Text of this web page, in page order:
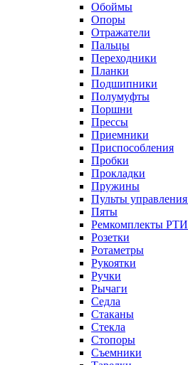
Обоймы
Опоры
Отражатели
Пальцы
Переходники
Планки
Подшипники
Полумуфты
Поршни
Прессы
Приемники
Приспособления
Пробки
Прокладки
Пружины
Пульты
Пяты
Ремкомплекты РТИ
Розетки
Ротаметры
Рукоятки
Ручки
Рычаги
Седла
Стаканы
Стекла
Стопоры
Съемники